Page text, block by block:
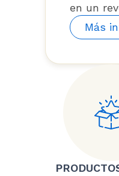
en un
Más